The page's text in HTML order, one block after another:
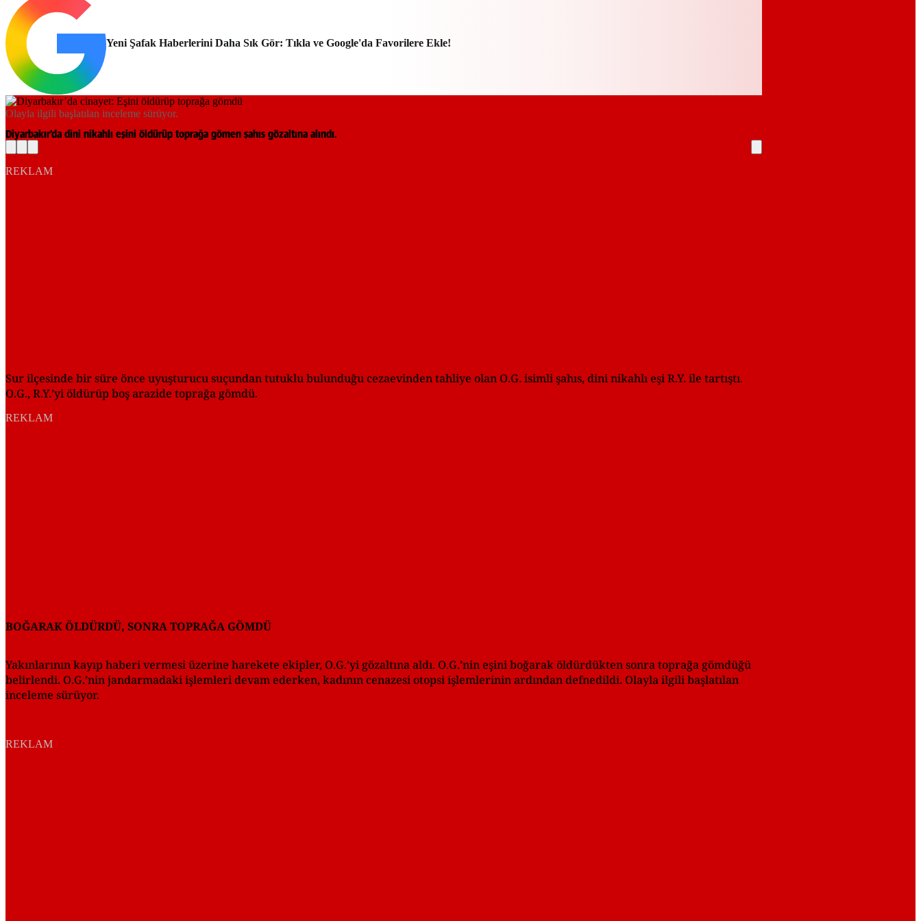
Yeni Şafak Haberlerini Daha Sık Gör: Tıkla ve Google'da Favorilere Ekle!
Olayla ilgili başlatılan inceleme sürüyor.
Diyarbakır’da dini nikahlı eşini öldürüp toprağa gömen şahıs gözaltına alındı.
REKLAM
Sur ilçesinde bir süre önce uyuşturucu suçundan tutuklu bulunduğu cezaevinden tahliye olan O.G. isimli şahıs, dini nikahlı eşi R.Y. ile tartıştı.
O.G., R.Y.’yi öldürüp boş arazide toprağa gömdü.
REKLAM
BOĞARAK ÖLDÜRDÜ, SONRA TOPRAĞA GÖMDÜ
Yakınlarının kayıp haberi vermesi üzerine harekete ekipler, O.G.’yi gözaltına aldı. O.G.’nin eşini boğarak öldürdükten sonra toprağa gömdüğü
belirlendi. O.G.’nin jandarmadaki işlemleri devam ederken, kadının cenazesi otopsi işlemlerinin ardından defnedildi. Olayla ilgili başlatılan
inceleme sürüyor.
REKLAM